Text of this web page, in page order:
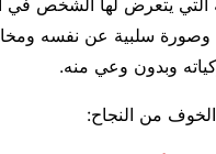
التي يتعرض لها الشخص في
وصورة سلبية عن نفسه
وبدون وعي منه.
من النجاح: